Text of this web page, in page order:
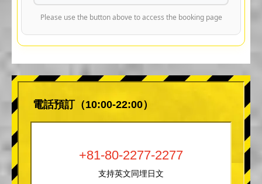
Please use the button above to access the booking page
電話預訂（10:00-22:00）
+81-80-2277-2277
支持英文同埋日文